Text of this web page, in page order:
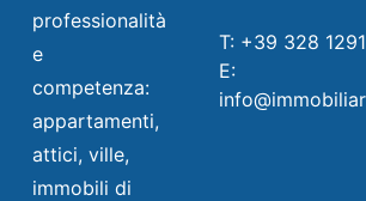
professionalità
e
competenza:
appartamenti,
attici, ville,
immobili di
T: +39 328
E: